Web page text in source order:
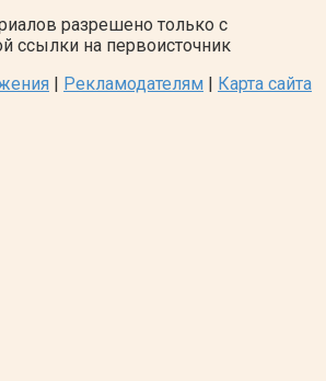
разрешено только с
ссылки на первоисточник
| Рекламодателям | Карта сайта